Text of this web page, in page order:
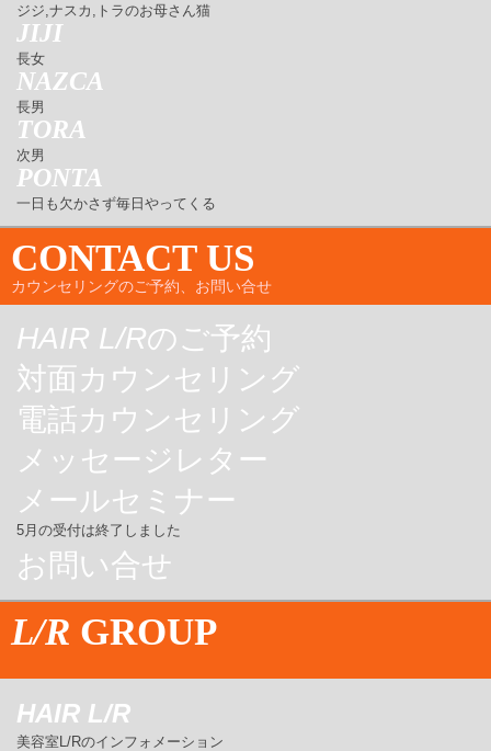
ジジ,ナスカ,トラのお母さん猫
JIJI
長女
NAZCA
長男
TORA
次男
PONTA
一日も欠かさず毎日やってくる
CONTACT US
カウンセリングのご予約、お問い合せ
HAIR L/Rのご予約
対面カウンセリング
電話カウンセリング
メッセージレター
メールセミナー
5月の受付は終了しました
お問い合せ
L/R GROUP
HAIR L/R
美容室L/Rのインフォメーション